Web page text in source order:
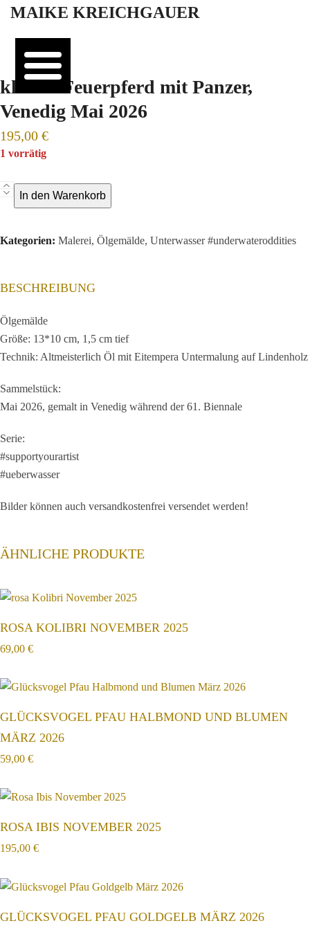
SkipMAIKE KREICHGAUER
Open
menu
Close
menu
kleines Feuerpferd mit Panzer,
Venedig Mai 2026
195,00 €
1 vorrätig
kleines
Feuerpferd
Panzer,
Menge
In den Warenkorb
Kategorien: Malerei, Ölgemälde, Unterwasser #underwateroddities
BESCHREIBUNG
Ölgemälde
Größe: 13*10 cm, 1,5 cm tief
Technik: Altmeisterlich Öl mit Eitempera Untermalung auf Lindenholz
Sammelstück:
Mai 2026, gemalt in Venedig während der 61. Biennale
Serie:
#supportyourartist
#ueberwasser
Bilder können auch versandkostenfrei versendet werden!
ÄHNLICHE PRODUKTE
ROSA KOLIBRI NOVEMBER 2025
69,00 €
GLÜCKSVOGEL PFAU HALBMOND UND BLUMEN
MÄRZ 2026
59,00 €
ROSA IBIS NOVEMBER 2025
195,00 €
GLÜCKSVOGEL PFAU GOLDGELB MÄRZ 2026